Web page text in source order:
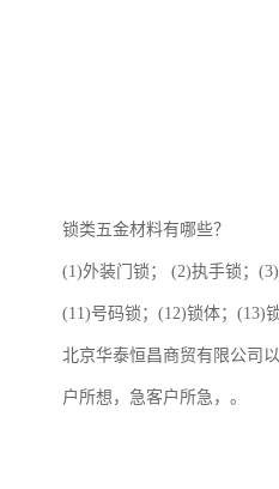
锁类五金材料有哪些？
(1)外装门锁； (2)执手锁；
(11)号码锁；(12)锁体；(13)
北京华泰恒昌商贸有限公司
户所想，急客户所急，。